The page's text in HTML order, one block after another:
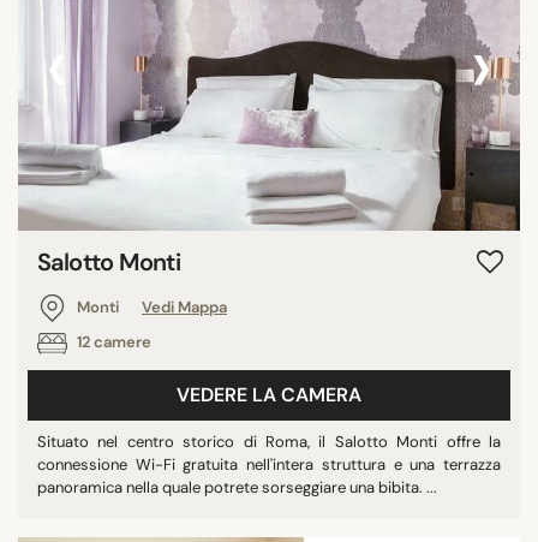
‹ ›
Salotto Monti
Monti
Vedi Mappa
12 camere
VEDERE LA CAMERA
Situato nel centro storico di Roma, il Salotto Monti offre la
connessione Wi-Fi gratuita nell'intera struttura e una terrazza
panoramica nella quale potrete sorseggiare una bibita. ...